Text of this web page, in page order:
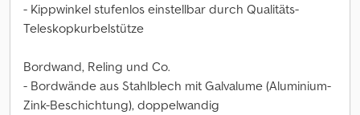
- Kippwinkel stufenlos einstellbar durch Qualitäts-
Teleskopkurbelstütze
Bordwand, Reling und Co.
- Bordwände aus Stahlblech mit Galvalume (Aluminium-
Zink-Beschichtung), doppelwandig